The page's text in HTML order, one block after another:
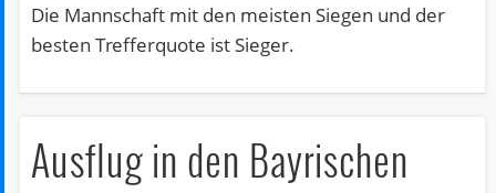
Die Mannschaft mit den meisten Siegen und der
besten Trefferquote ist Sieger.
Ausflug in den Bayrischen